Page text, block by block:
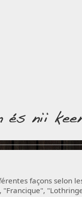
façons selon
"Francique",